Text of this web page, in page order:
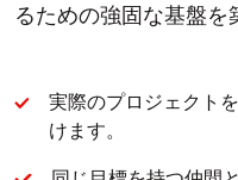
るための強固な基盤を
実際のプロジェクト
けます。